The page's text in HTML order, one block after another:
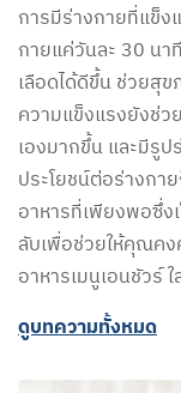
การมีร่างกายที่แข็
กายแค่วันละ 30 น
เลือดได้ดีขึ้น ช่วยสุ
ความแข็งแรงยังช่
เองมากขึ้น และมีรู
ประโยชน์ต่อร่างกา
อาหารที่เพียงพอซึ่ง
ลับเพื่อช่วยให้คุณค
อาหารเมนูเอนชัวร์
ดูบทความทั้งหมด​